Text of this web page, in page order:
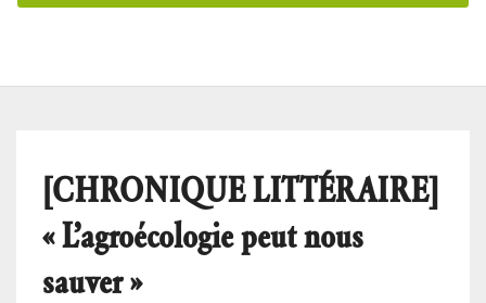
[CHRONIQUE LITTÉRAIRE]
« L’agroécologie peut nous
sauver »